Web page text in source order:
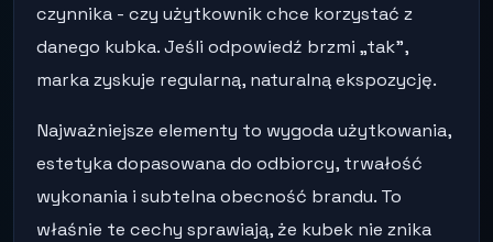
czynnika - czy użytkownik chce korzystać z
danego kubka. Jeśli odpowiedź brzmi „tak”,
marka zyskuje regularną, naturalną ekspozycję.
Najważniejsze elementy to wygoda użytkowania,
estetyka dopasowana do odbiorcy, trwałość
wykonania i subtelna obecność brandu. To
właśnie te cechy sprawiają, że kubek nie znika